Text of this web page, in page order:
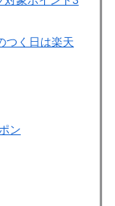
つく日は楽天
ン